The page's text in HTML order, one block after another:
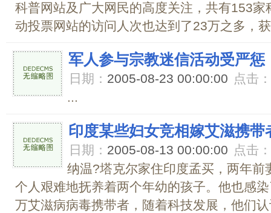
科普网站及广大网民的高度关注，共有153
动投票网站的访问人次也达到了23万之多，
军人参与宗教迷信活动受严惩
日期： 2005-08-23 00:00:00 点击：
...
印度某些妇女竞相嫁艾滋携带
日期： 2005-08-13 00:00:00 点击：
纳温?塔克尔家住印度孟买，两年
个人艰难地抚养着两个年幼的孩子。他也感
万艾滋病病毒携带者，随着科技发展，他们